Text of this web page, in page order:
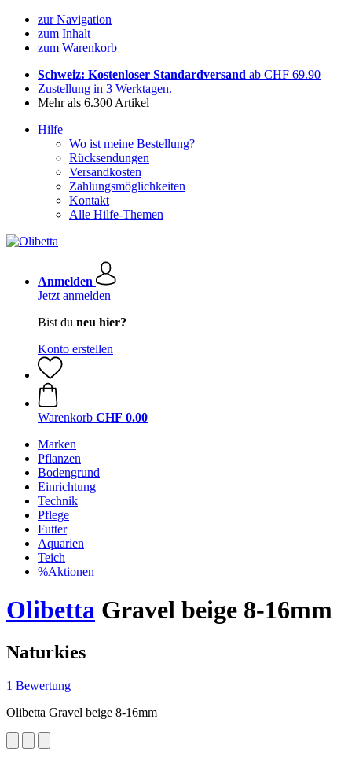
zur Navigation
zum Inhalt
zum Warenkorb
Schweiz: Kostenloser Standardversand ab CHF 69.90
Zustellung in 3 Werktagen.
Mehr als 6.300 Artikel
Hilfe
Wo ist meine Bestellung?
Rücksendungen
Versandkosten
Zahlungsmöglichkeiten
Kontakt
Alle Hilfe-Themen
Anmelden
Jetzt anmelden
Bist du neu hier?
Konto erstellen
Warenkorb CHF 0.00
Marken
Pflanzen
Bodengrund
Einrichtung
Technik
Pflege
Futter
Aquarien
Teich
%Aktionen
Olibetta Gravel beige 8-16mm
Naturkies
1 Bewertung
Olibetta Gravel beige 8-16mm